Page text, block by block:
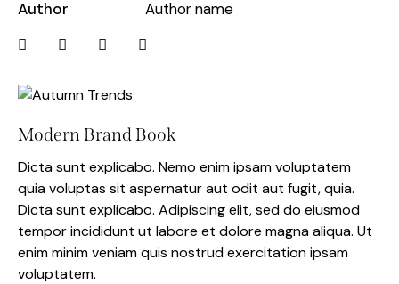
Modern Brand Book
Dicta sunt explicabo. Nemo enim ipsam voluptatem
quia voluptas sit aspernatur aut odit aut fugit, quia.
Dicta sunt explicabo. Adipiscing elit, sed do eiusmod
tempor incididunt ut labore et dolore magna aliqua. Ut
enim minim veniam quis nostrud exercitation ipsam
voluptatem.
Author
Author name